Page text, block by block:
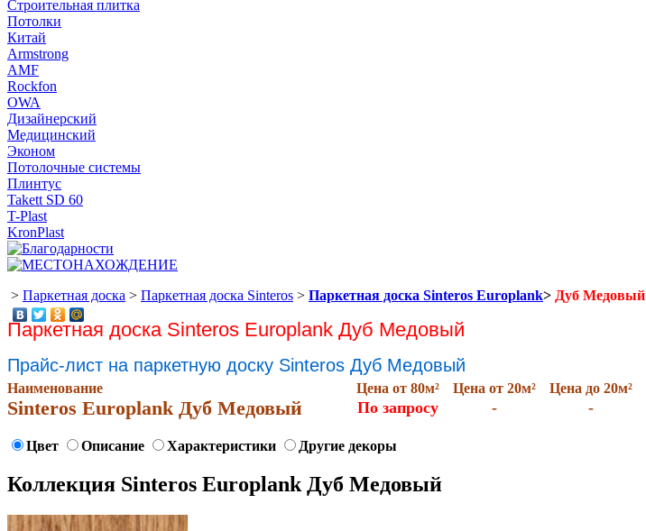
Строительная плитка
Потолки
Китай
Armstrong
AMF
Rockfon
OWA
Дизайнерский
Медицинский
Эконом
Потолочные системы
Плинтус
Takett SD 60
T-Plast
KronPlast
> Паркетная доска > Паркетная доска Sinteros > Паркетная доска Sinteros Europlank> Дуб Медовый
Паркетная доска Sinteros Europlank Дуб Медовый
Прайс-лист на паркетную доску Sinteros Дуб Медовый
Наименование Цена от 80м² Цена от 20м² Цена до 20м²
Sinteros Europlank Дуб Медовый По запросу - -
Цвет Описание Характеристики Другие декоры
Коллекция Sinteros Europlank Дуб Медовый